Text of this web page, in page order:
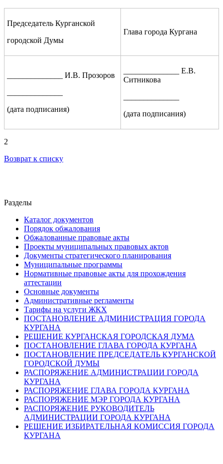
Председатель Курганской
городской Думы
Глава города Кургана
______________ И.В. Прозоров
(дата подписания)
______________ Е.В.
Ситникова
(дата подписания)
2
Возврат к списку
Разделы
Каталог документов
Порядок обжалования
Обжалованные правовые акты
Проекты муниципальных правовых актов
Документы стратегического планирования
Муниципальные программы
Нормативные правовые акты для прохождения
аттестации
Основные документы
Административные регламенты
Тарифы на услуги ЖКХ
ПОСТАНОВЛЕНИЕ АДМИНИСТРАЦИЯ ГОРОДА
КУРГАНА
РЕШЕНИЕ КУРГАНСКАЯ ГОРОДСКАЯ ДУМА
ПОСТАНОВЛЕНИЕ ГЛАВА ГОРОДА КУРГАНА
ПОСТАНОВЛЕНИЕ ПРЕДСЕДАТЕЛЬ КУРГАНСКОЙ
ГОРОДСКОЙ ДУМЫ
РАСПОРЯЖЕНИЕ АДМИНИСТРАЦИИ ГОРОДА
КУРГАНА
РАСПОРЯЖЕНИЕ ГЛАВА ГОРОДА КУРГАНА
РАСПОРЯЖЕНИЕ МЭР ГОРОДА КУРГАНА
РАСПОРЯЖЕНИЕ РУКОВОДИТЕЛЬ
АДМИНИСТРАЦИИ ГОРОДА КУРГАНА
РЕШЕНИЕ ИЗБИРАТЕЛЬНАЯ КОМИССИЯ ГОРОДА
КУРГАНА